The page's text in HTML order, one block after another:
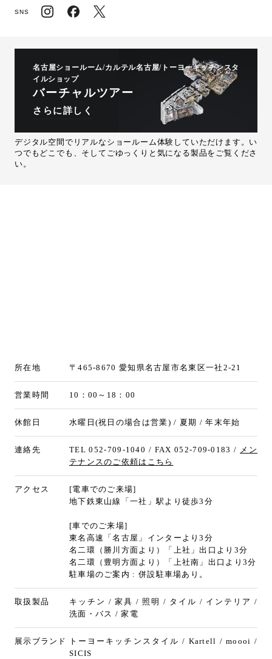
SNS
名古屋ショールーム/カルテル名古屋/トーヨーキッチンスタ
イルショップ
バーチャルツアー
さらに詳しく
デジタル空間でリアルなショールーム体験していただけます。い
つでもどこでも、そしてごゆっくりと気になる製品をご覧くださ
い。
所在地 〒465-8670 愛知県名古屋市名東区一社2-21
営業時間 10：00～18：00
休館日 水曜日(祝日の場合は営業) / 夏期 / 年末年始
連絡先 TEL 052-709-1040 / FAX 052-709-0183 / メン
テナンスのご依頼はこちら
アクセス
[電車でのご来場]
地下鉄東山線「一社」駅より徒歩3分
[車でのご来場]
東名高速「名古屋」インターより3分
名二環（勝川方面より）「上社」出口より3分
名二環（豊明方面より）「上社南」出口より3分
駐車場のご案内 : 併設駐車場あり。
取扱製品
キッチン / 家具 / 照明 / タイル / インテリア /
洗面・バス / 家電
展示ブランド
トーヨーキッチンスタイル / Kartell / moooi /
SICIS